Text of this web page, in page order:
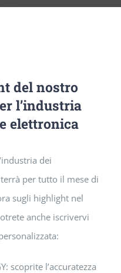
del nostro
l’industria
elettronica
dei
per tutto il mese di
sugli highlight nel
anche iscrivervi
scoprite l’accuratezza